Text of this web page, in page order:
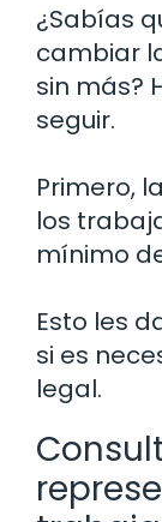
¿Sabías
cambiar
sin más?
seguir.
Primero,
los
mínimo
Esto les
si es
legal.